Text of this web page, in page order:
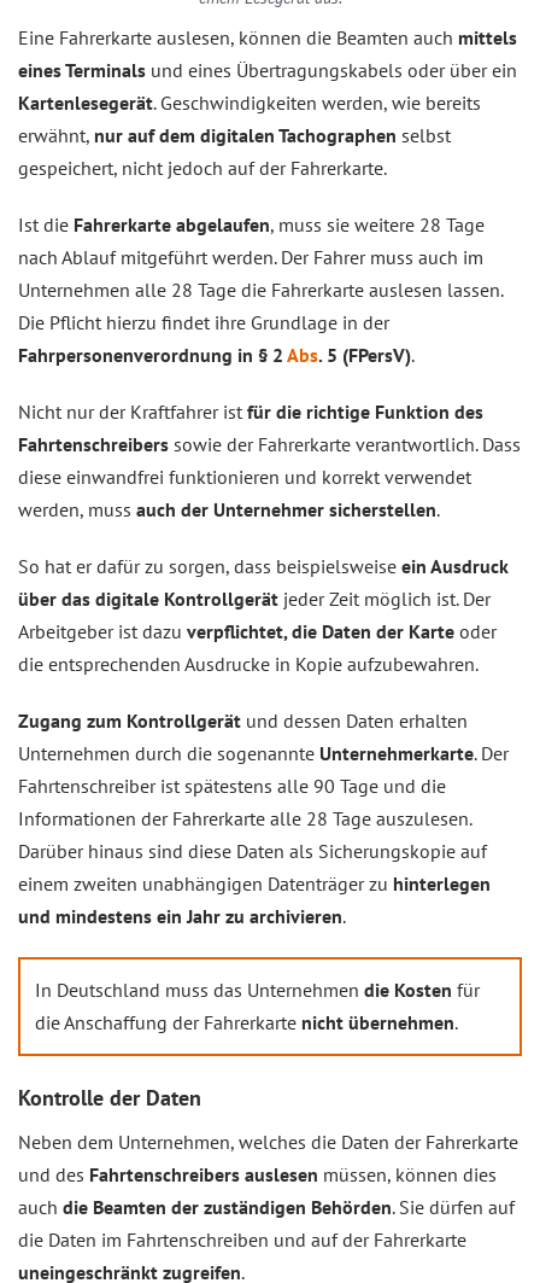
Eine Fahrerkarte auslesen, können die Beamten auch mittels
eines Terminals und eines Übertragungskabels oder über ein
Kartenlesegerät. Geschwindigkeiten werden, wie bereits
erwähnt, nur auf dem digitalen Tachographen selbst
gespeichert, nicht jedoch auf der Fahrerkarte.
Ist die Fahrerkarte abgelaufen, muss sie weitere 28 Tage
nach Ablauf mitgeführt werden. Der Fahrer muss auch im
Unternehmen alle 28 Tage die Fahrerkarte auslesen lassen.
Die Pflicht hierzu findet ihre Grundlage in der
Fahrpersonenverordnung in § 2 Abs. 5 (FPersV).
Nicht nur der Kraftfahrer ist für die richtige Funktion des
Fahrtenschreibers sowie der Fahrerkarte verantwortlich. Dass
diese einwandfrei funktionieren und korrekt verwendet
werden, muss auch der Unternehmer sicherstellen.
So hat er dafür zu sorgen, dass beispielsweise ein Ausdruck
über das digitale Kontrollgerät jeder Zeit möglich ist. Der
Arbeitgeber ist dazu verpflichtet, die Daten der Karte oder
die entsprechenden Ausdrucke in Kopie aufzubewahren.
Zugang zum Kontrollgerät und dessen Daten erhalten
Unternehmen durch die sogenannte Unternehmerkarte. Der
Fahrtenschreiber ist spätestens alle 90 Tage und die
Informationen der Fahrerkarte alle 28 Tage auszulesen.
Darüber hinaus sind diese Daten als Sicherungskopie auf
einem zweiten unabhängigen Datenträger zu hinterlegen
und mindestens ein Jahr zu archivieren.
In Deutschland muss das Unternehmen die Kosten für
die Anschaffung der Fahrerkarte nicht übernehmen.
Kontrolle der Daten
Neben dem Unternehmen, welches die Daten der Fahrerkarte
und des Fahrtenschreibers auslesen müssen, können dies
auch die Beamten der zuständigen Behörden. Sie dürfen auf
die Daten im Fahrtenschreiben und auf der Fahrerkarte
uneingeschränkt zugreifen.